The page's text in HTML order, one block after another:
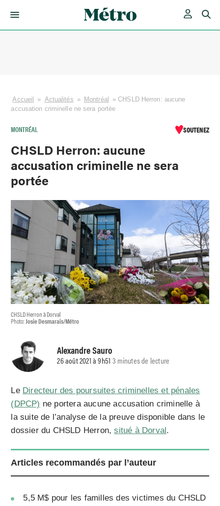
Accueil » Actualités » Montréal »CHSLD Herron: aucune
accusation criminelle ne sera portée
MONTRÉAL SOUTENEZ
CHSLD Herron: aucune
accusation criminelle ne sera
portée
CHSLD Herron à Dorval
Photo:Josie Desmarais/Métro
Alexandre Sauro
26 août 2021 à 9h51 3 minutes de lecture
Le Directeur des poursuites criminelles et pénales
(DPCP) ne portera aucune accusation criminelle à
la suite de l’analyse de la preuve disponible dans le
dossier du CHSLD Herron,situé à Dorval .
Articles recommandés par l’auteur
5,5 M$ pour les familles des victimes du CHSLD